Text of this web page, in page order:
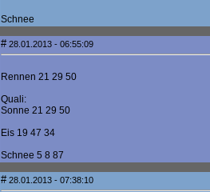
Schnee
#28.01.2013 - 06:55:09
Rennen 21 29 50
Quali:
Sonne 21 29 50
Eis 19 47 34
Schnee 5 8 87
#28.01.2013 - 07:38:10